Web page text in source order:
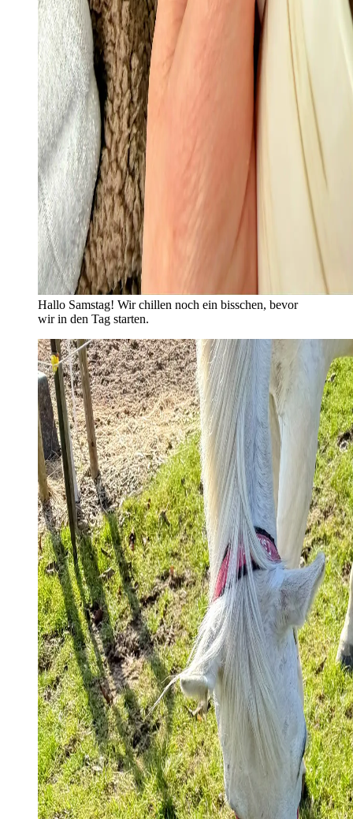
Hallo Samstag! Wir chillen noch ein bisschen, bevor
wir in den Tag starten.